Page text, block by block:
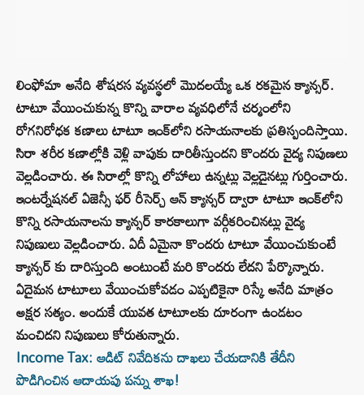
లింఫోమా అనేది శోషరస వ్యవస్థలో మొదలయ్యే ఒక రకమైన క్యాన్సర్.
టాటూ వేయించుకున్న కొన్ని వారాల వ్యవధిలోనే చర్మంలోని
రోగనిరోధక కణాలు టాటూ ఇంక్‌లోని రసాయనాలకు ప్రతిస్పందిస్తాయి.
సిరా శరీర కణాల్లోకి వెళ్లి వాపుకు దారితీస్తుందని కొందరు వైద్య నిపుణలు
వెల్లడించారు. ఈ సిరాల్లో కొన్ని లోహాలు ఉన్నట్లు వెల్లడైనట్లు గుర్తించారు.
ఇంటర్నేషనల్ ఏజెన్సీ ఫర్ రీసెర్చ్ ఆన్ క్యాన్సర్ ద్వారా టాటూ ఇంక్‌లోని
కొన్ని రసాయనాలను క్యాన్సర్ కారకాలుగా వర్గీకరించినట్లు వైద్య
నిపుణులు వెల్లడించారు. ఏదీ ఏమైనా కొందరు టాటూ వేయించుకుంటే
క్యాన్సర్‌ కు దారిస్తుంది అంటుంటే మరి కొందరు లేదని పేర్కొన్నారు.
ఏదైమన టాటూలు వేయించుకోవడం ఎప్పటికైనా రిస్కే అనేది మాత్రం
అక్షర సత్యం. అందుకే యువత టాటూలకు దూరంగా ఉండటం
మంచిదని నిపుణులు కోరుతున్నారు.
Income Tax: ఆడిట్ నివేదికను దాఖలు చేయడానికి తేదీని
పొడిగించిన ఆదాయపు పన్ను శాఖ!